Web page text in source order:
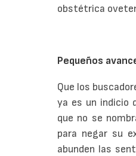
obstétrica
Pequeños
Que los
ya es un indicio
que no se
para negar su
abunden las